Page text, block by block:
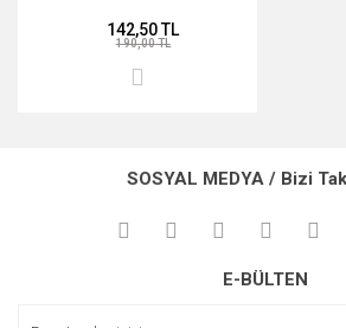
142,50 TL
190,00 TL
SOSYAL MEDYA / Bizi
E-BÜLTEN